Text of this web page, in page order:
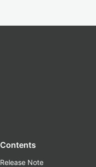
Contents
Release Note